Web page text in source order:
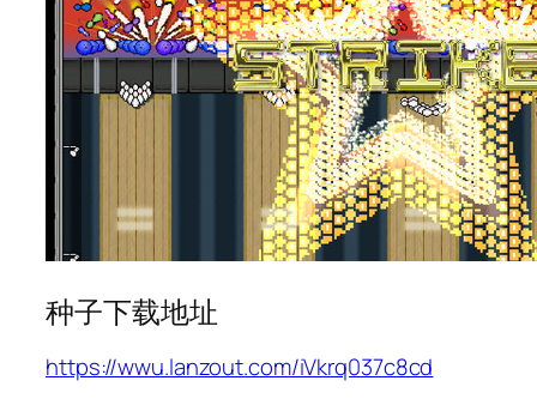
种子下载地址
https://wwu.lanzout.com/iVkrq037c8cd